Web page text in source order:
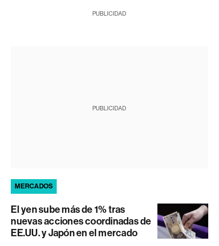
PUBLICIDAD
PUBLICIDAD
MERCADOS
El yen sube más de 1% tras
nuevas acciones coordinadas de
EE.UU. y Japón en el mercado